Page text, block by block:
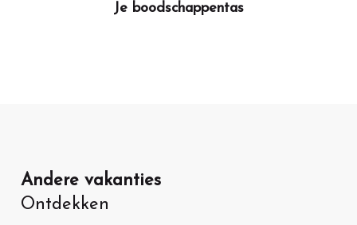
Je boodschappentas
Andere vakanties
Ontdekken